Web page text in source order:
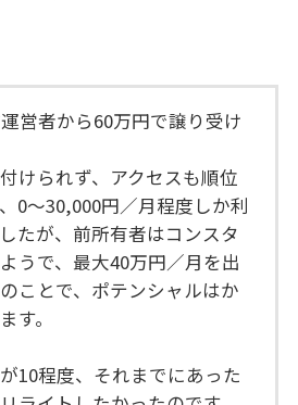
営者から60万円で譲り受け
けられず、アクセスも順位
0～30,000円／月程度しか利
たが、前所有者はコンスタ
うで、最大40万円／月を出
ことで、ポテンシャルはか
す。
10程度、それまでにあった